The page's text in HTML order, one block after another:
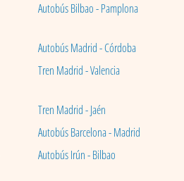
Autobús Bilbao - Pamplona
Autobús Madrid - Córdoba
Tren Madrid - Valencia
Tren Madrid - Jaén
Autobús Barcelona - Madrid
Autobús Irún - Bilbao